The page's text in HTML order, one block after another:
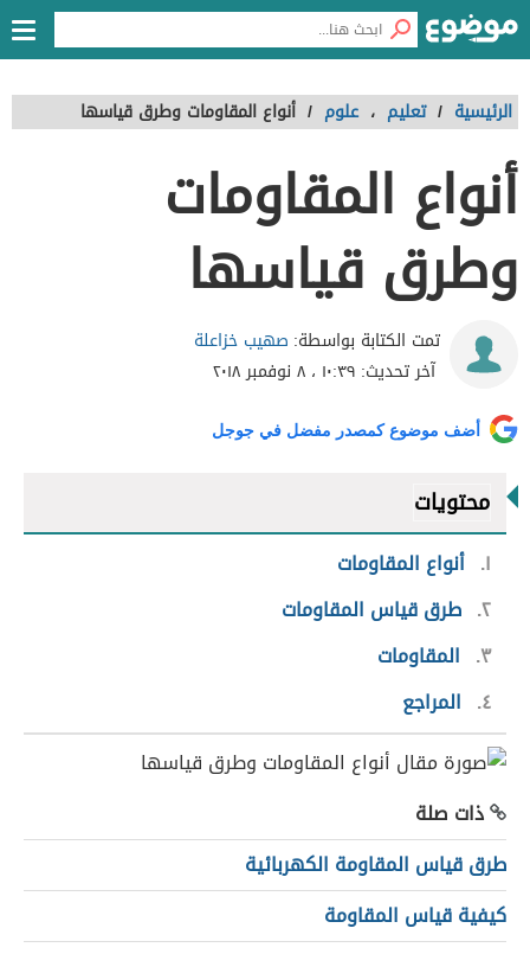
الرئيسية / تعليم ، علوم / أنواع المقاومات وطرق قياسها
أنواع المقاومات
وطرق قياسها
تمت الكتابة بواسطة: صهيب خزاعلة
آخر تحديث: ١٠:٣٩ ، ٨ نوفمبر ٢٠١٨
أضف موضوع كمصدر مفضل في جوجل
محتويات
١ أنواع المقاومات
٢ طرق قياس المقاومات
٣
المقاومات
٤
المراجع
ذات صلة
طرق قياس المقاومة الكهربائية
كيفية قياس المقاومة